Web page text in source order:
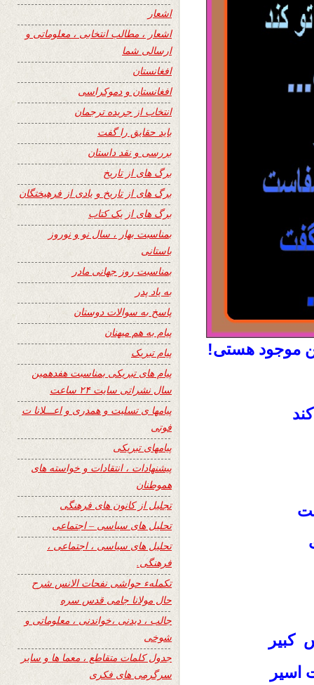
موجود هستی!
کبیر
اسیر
اشعار
اشعار ، مطالب انتخابی ، معلوماتی و
ارسالی شما
افغانستان
افغانستان و دموکراسی
انتخاب از جریده ترجمان
باید حقایق را گفت
بررسی و نقد داستان
برگ های از تاریخ
برگ های از تاریخ و یادی از فرهیختگان
برگ های از یک کتاب
بمناسبت بهار ، سال نو و نوروز
باستانی
بمناسبت روز جهانی مادر
به یاد پدر
پاسخ به سوالات دوستان
پیام به هم میهنان
پیام تبریک
پیام های تبریکی بمناسبت هفدهمین
سال نشراتی سایت ۲۴ ساعت
پیامها ی تسلیت و همدری و اعـــلانا ت
فوتی
پیامهای تبریکی
پیشنهادات ، انتقادات و خواسته های
هموطنان
تجلیل از کانون های فرهنگی
تحلیل های سیاسی – اجتماعی
تحلیل های سیاسی ، اجتماعی ،
فرهنگی.
تکملهء حواشی نفحات الانس شرح
حال مولانا جامی قدس سره
جالب ، دیدنی ،خواندنی ، معلوماتی و
شوخی
جدول کلمات متقاطع ، معما ها و سایر
سرگرمی های فکری